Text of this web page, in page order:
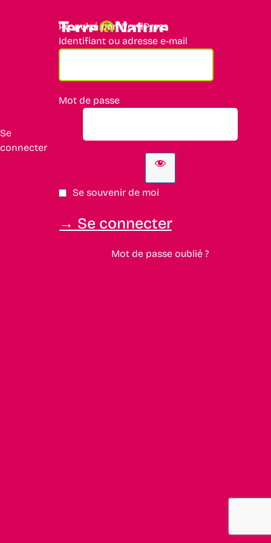
Se
connecter
Propulsé par WordPress
Identifiant ou adresse e-mail
Mot de passe
Se souvenir de moi
Mot de passe oublié ?